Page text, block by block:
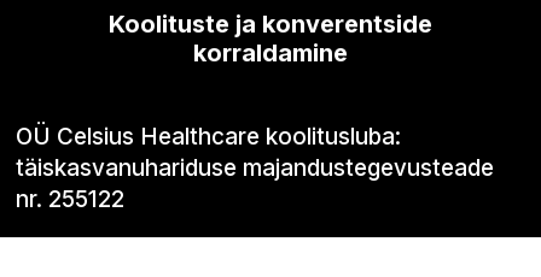
Koolituste ja konverentside
korraldamine
OÜ Celsius Healthcare koolitusluba:
täiskasvanuhariduse majandustegevusteade
nr. 255122